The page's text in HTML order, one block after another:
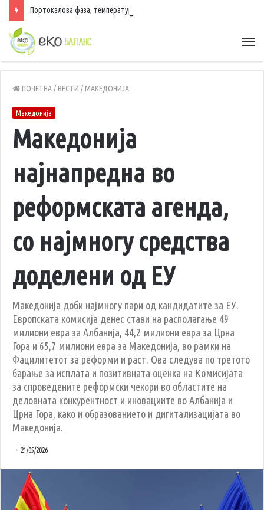
Портокалова фаза, температури до 40 степени
ПОЧЕТНА/ ВЕСТИ / МАКЕДОНИЈА
Македонија
Македонија
најнапредна во
реформската агенда,
со најмногу средства
доделени од ЕУ
Македонија доби најмногу пари од кандидатите за ЕУ.
Европската комисија денес стави на располагање 49
милиони евра за Албанија, 44,2 милиони евра за Црна
Гора и 65,7 милиони евра за Македонија, во рамки на
Фацилитетот за реформи и раст. Ова следува по третото
барање за исплата и позитивната оценка на Комисијата
за спроведените реформски чекори во областите на
деловната конкурентност и иновациите во Албанија и
Црна Гора, како и образованието и дигитализацијата во
Македонија.
21/05/2026